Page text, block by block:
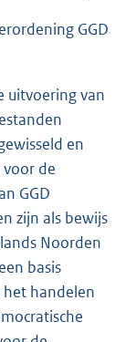
GGD
uitvoering van
en
de
GGD
zijn als bewijs
Noorden
basis
handelen